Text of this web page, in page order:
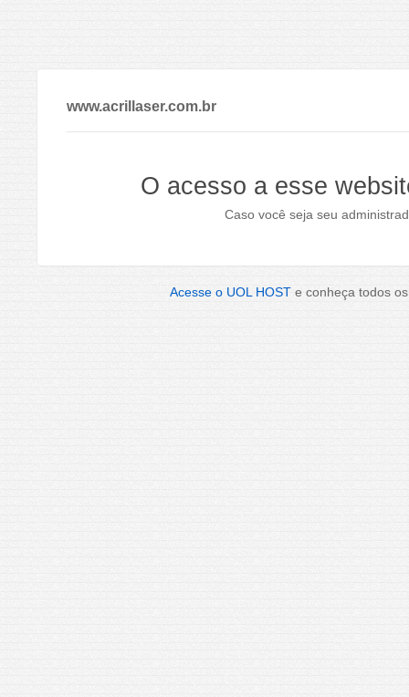
www.acrillaser.com.br
O acesso a esse
Caso você seja seu
Acesse o UOL HOST e conheça todos